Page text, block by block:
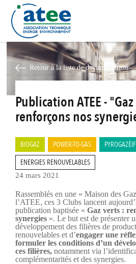
au
contenu
principal
Retour à la liste de documentation
Publication ATEE -
renforçons nos
BIOGAZ POWER-TO-GAS
ENERGIES RENOUVELABLES
24 mars 2021
Rassemblés en une « Maison des
l’ATEE, ces 3 Clubs lancent
publication baptisée « Gaz verts :
synergies». Le but est de présenter
développement des filières de
renouvelables et d’engager une
formuler les conditions d’un
ces filières,notamment via
complémentarités et des synergies.
Panneau de gestion des cookies